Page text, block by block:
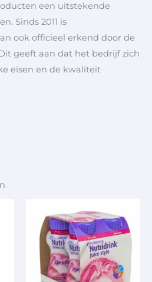
een uitstekende
Sinds 2011 is
ook officieel erkend door de
geeft aan dat het bedrijf zich
eisen en de kwaliteit